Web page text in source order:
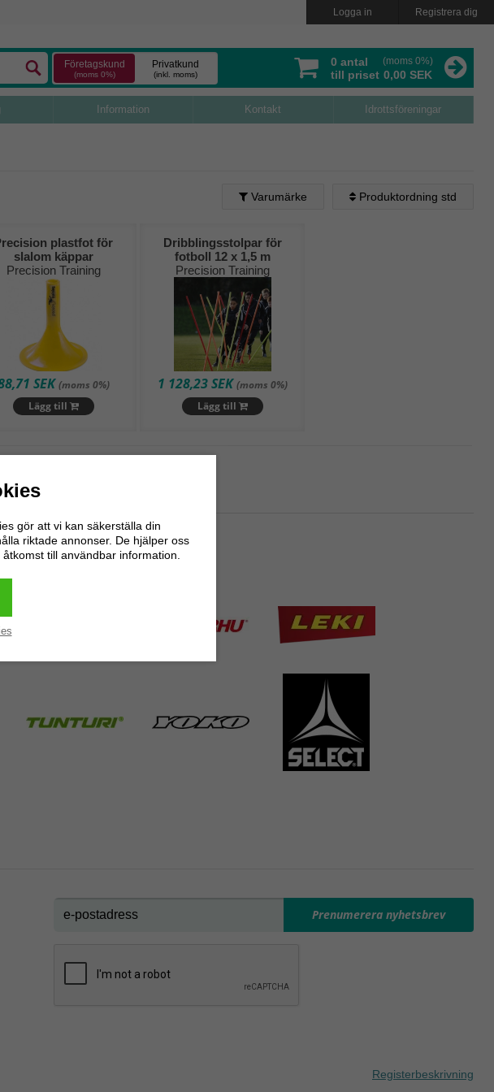
gör att vi kan säkerställa din
riktade annonser. De hjälper oss
till användbar information.
Logga in Registrera dig
Företagskund
(moms 0%)
Privatkund
(inkl. moms)
0 antal
till priset 0,00 SEK
(moms 0%)
Information Kontakt Idrottsföreningar
Varumärke
Ta bort filtrering
Produktordning std
plastfot för
slalom käppar
Precision Training
SEK(moms 0%)
Lägg till
Dribblingsstolpar för
fotboll 12 x 1,5 m
Precision Training
1 128,23 SEK(moms 0%)
Lägg till
Prenumerera nyhetsbrev
Registerbeskrivning